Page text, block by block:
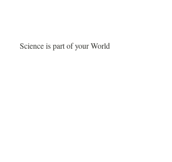
Science is part of your World